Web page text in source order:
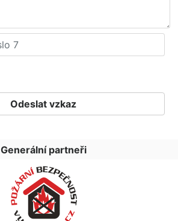
Generální partneři